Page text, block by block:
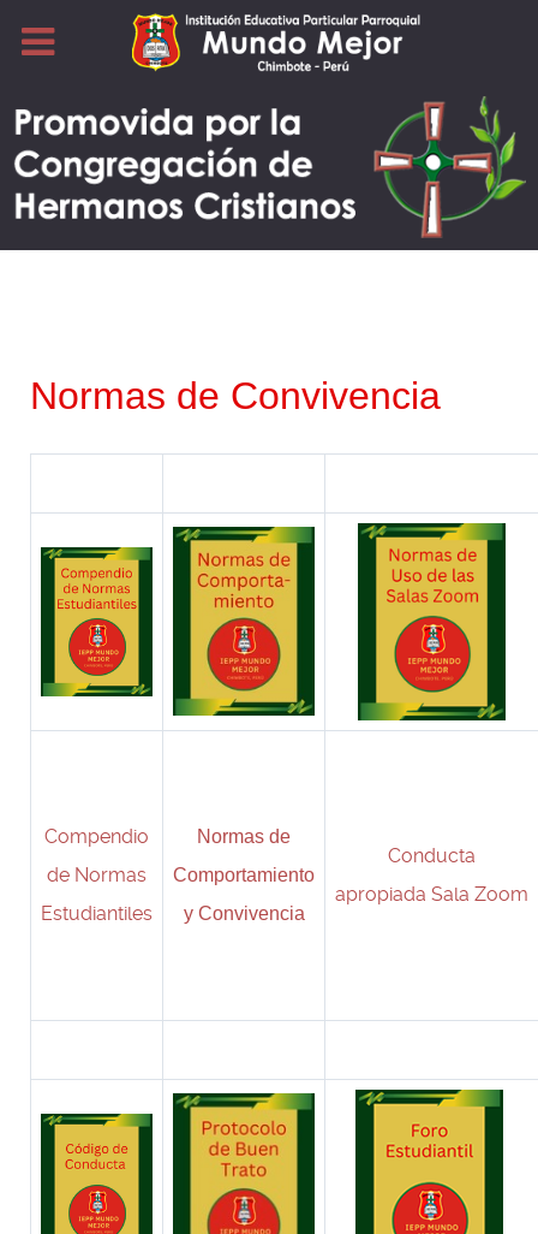
Normas de Convivencia
Compendio
de Normas
Estudiantiles
Normas de
Comportamiento
y Convivencia
Conducta
apropiada Sala Zoom